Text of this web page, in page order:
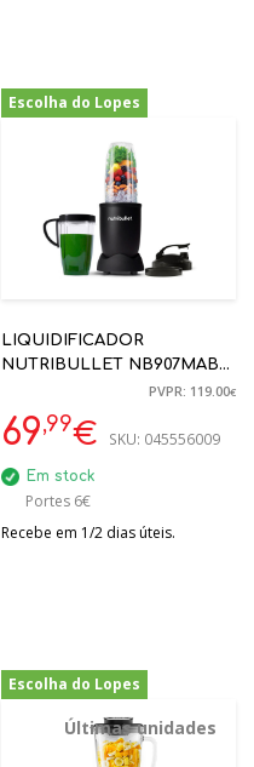
Escolha do Lopes
-41%
LIQUIDIFICADOR
NUTRIBULLET NB907MAB
PRO 900W 946ML PRETO
PVPR: 119.00€
69,99€ SKU: 045556009
Em stock
Portes 6€
Recebe em 1/2 dias úteis.
Escolha do Lopes
Últimas unidades
-10%